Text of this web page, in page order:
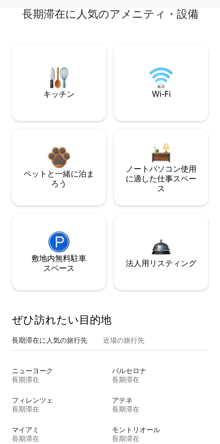
長期滞在に人気のアメニティ・設備
キッチン Wi-Fi
ペットと一緒に泊ま
ろう
ノートパソコン使用
に適した仕事スペー
ス
敷地内無料駐⁠車
ス⁠ペ⁠ー⁠ス
法人用リスティング
ぜひ訪⁠れ⁠た⁠い目⁠的⁠地
長期滞在に人気の旅行先 近場の旅行先
ニューヨーク
長期滞在
バルセロナ
長期滞在
フィレンツェ
長期滞在
アテネ
長期滞在
マイアミ
長期滞在
モントリオール
長期滞在